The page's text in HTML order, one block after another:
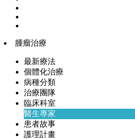
腫瘤治療
最新療法
個體化治療
病種分類
治療團隊
臨床科室
醫生專家
患者故事
護理計畫